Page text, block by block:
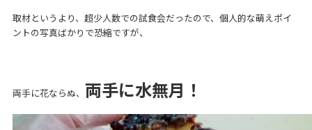
取材というより、超少人数での試食会だったので、個人的な萌えポイ
ントの写真ばかりで恐縮ですが、
両手に花ならぬ、 両手に水無月！